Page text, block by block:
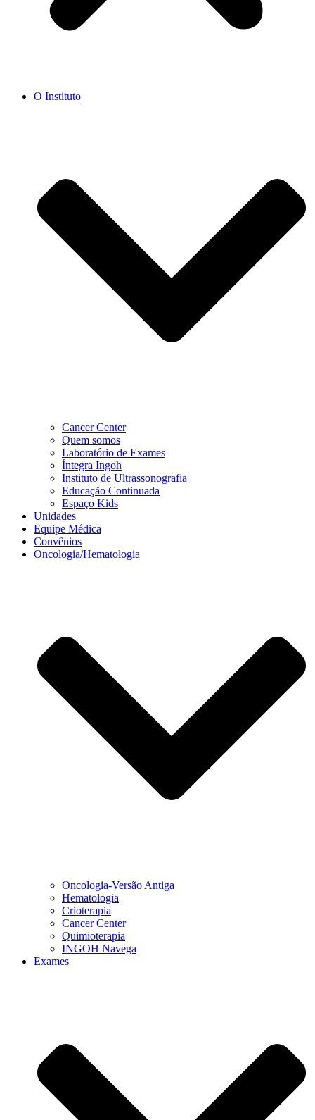
O Instituto
Cancer Center
Quem somos
Laboratório de Exames
Íntegra Ingoh
Instituto de Ultrassonografia
Educação Continuada
Espaço Kids
Unidades
Equipe Médica
Convênios
Oncologia/Hematologia
Oncologia-Versão Antiga
Hematologia
Crioterapia
Cancer Center
Quimioterapia
INGOH Navega
Exames